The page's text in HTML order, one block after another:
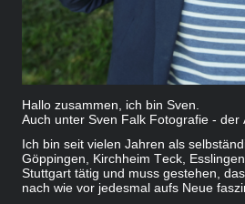
Hallo zusammen, ich bin Sven.
Auch unter Sven Falk Fotografie - der
Ich bin seit vielen Jahren als
Göppingen, Kirchheim Teck,
Stuttgart tätig und muss gestehen,
nach wie vor jedesmal aufs Neue